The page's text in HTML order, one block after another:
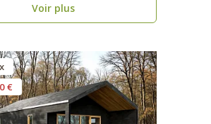
Voir plus
€